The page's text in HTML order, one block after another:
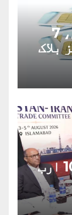
پی ٹی اے کا بڑا کریک ڈاؤن، 7
پاک ایران دوطرفہ تجارت 10 ارب